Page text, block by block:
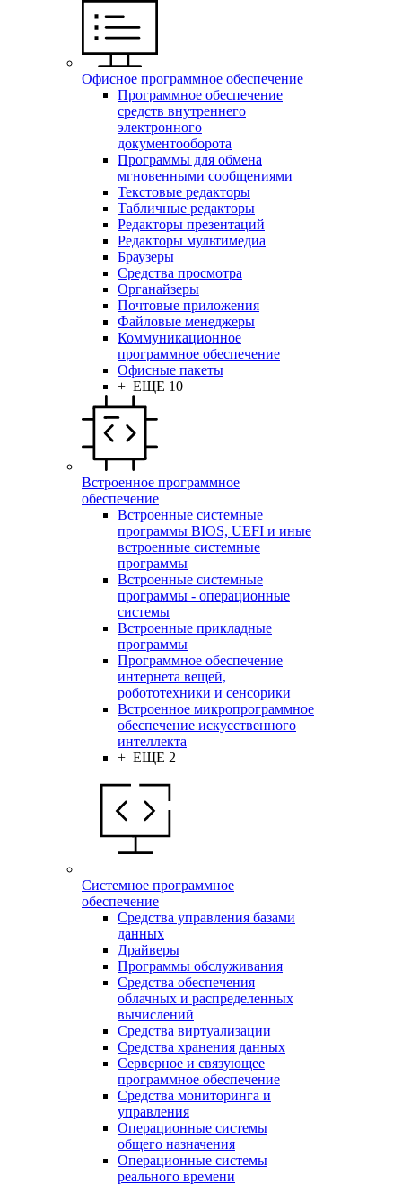
Офисное программное обеспечение
Программное обеспечение
средств внутреннего
электронного
документооборота
Программы для обмена
мгновенными сообщениями
Текстовые редакторы
Табличные редакторы
Редакторы презентаций
Редакторы мультимедиа
Браузеры
Средства просмотра
Органайзеры
Почтовые приложения
Файловые менеджеры
Коммуникационное
программное обеспечение
Офисные пакеты
+ ЕЩЕ 10
Встроенное программное
обеспечение
Встроенные системные
программы BIOS, UEFI и иные
встроенные системные
программы
Встроенные системные
программы - операционные
системы
Встроенные прикладные
программы
Программное обеспечение
интернета вещей,
робототехники и сенсорики
Встроенное микропрограммное
обеспечение искусственного
интеллекта
+ ЕЩЕ 2
Системное программное
обеспечение
Средства управления базами
данных
Драйверы
Программы обслуживания
Средства обеспечения
облачных и распределенных
вычислений
Средства виртуализации
Средства хранения данных
Серверное и связующее
программное обеспечение
Средства мониторинга и
управления
Операционные системы
общего назначения
Операционные системы
реального времени